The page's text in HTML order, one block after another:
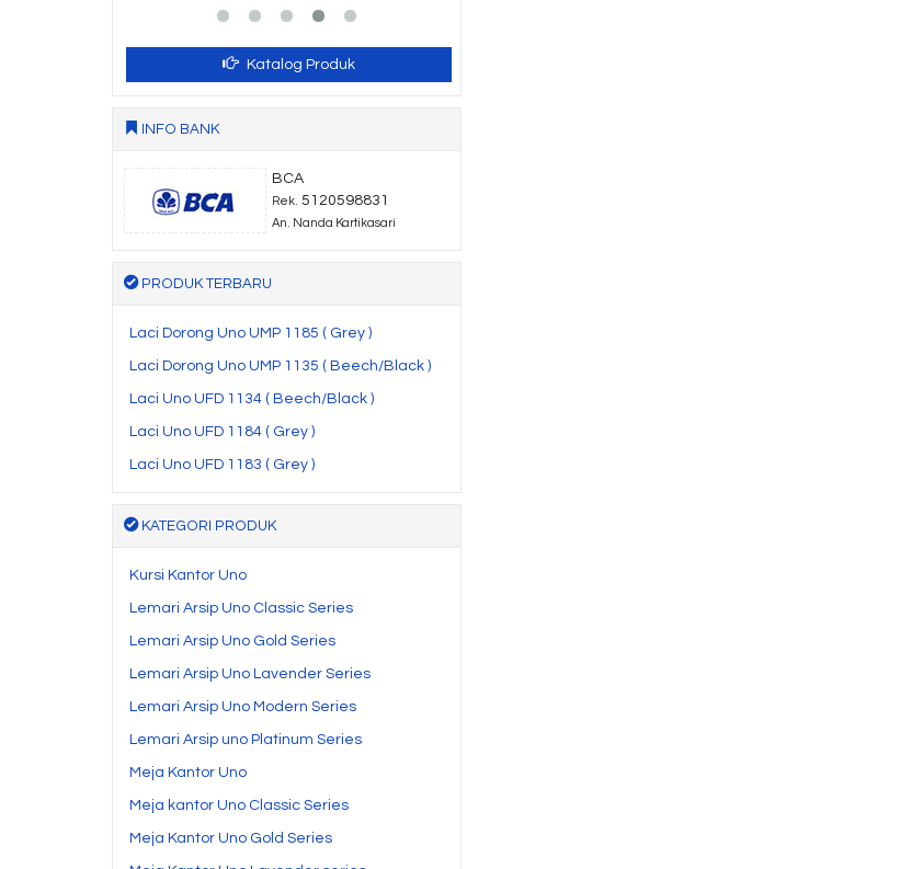
Katalog Produk
INFO BANK
BCA
Rek. 5120598831
An. Nanda Kartikasari
PRODUK TERBARU
Laci Dorong Uno UMP 1185 ( Grey )
Laci Dorong Uno UMP 1135 ( Beech/Black )
Laci Uno UFD 1134 ( Beech/Black )
Laci Uno UFD 1184 ( Grey )
Laci Uno UFD 1183 ( Grey )
KATEGORI PRODUK
Kursi Kantor Uno
Lemari Arsip Uno Classic Series
Lemari Arsip Uno Gold Series
Lemari Arsip Uno Lavender Series
Lemari Arsip Uno Modern Series
Lemari Arsip uno Platinum Series
Meja Kantor Uno
Meja kantor Uno Classic Series
Meja Kantor Uno Gold Series